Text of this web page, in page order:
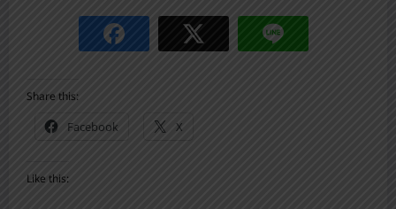
Share this:
Facebook
X
Like this: